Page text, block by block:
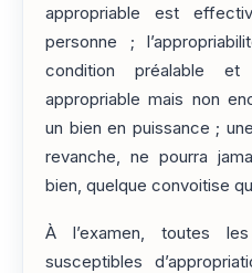
appropriable est
personne ;
condition préalable
appropriable mais non
un bien en puissance ;
revanche, ne pourra
bien, quelque convoitise
À l’examen, toutes
susceptibles